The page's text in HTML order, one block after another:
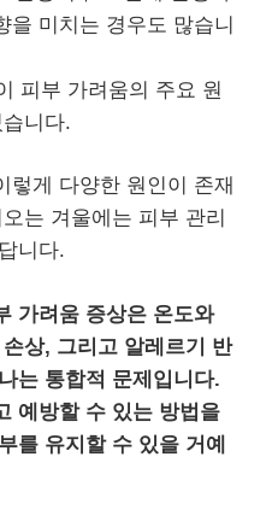
을 미치는 경우도 많습니
피부 가려움의 주요 원
니다.
렇게 다양한 원인이 존재
는 겨울에는 피부 관리
니다.
가려움 증상은 온도와
상, 그리고 알레르기 반
는 통합적 문제입니다.
예방할 수 있는 방법을
를 유지할 수 있을 거예